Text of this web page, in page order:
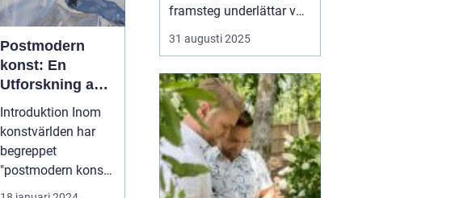
Postmodern
konst: En
Utforskning av
Dess Mångfald
och Komplexitet
Introduktion Inom
konstvärlden har
begreppet
"postmodern konst"
fått stor
framsteg underlättar vår
vardag, kvarstår behovet
av traditionella tjänster
körkortsfotografering.
Körkortsfoto på
Östermalm är en
avgörande lösnin...
31 augusti 2025